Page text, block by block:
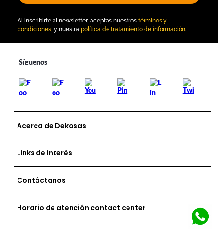
Al inscribirte al newsletter, aceptas nuestros términos y
condiciones, y nuestra política de tratamiento de información.
Acerca de Dekosas
Links de interés
Contáctanos
Horario de atención contact center